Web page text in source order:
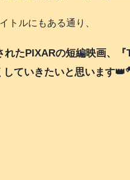
トルにもある通り、
れたPIXARの短編映画、
していきたいと思います